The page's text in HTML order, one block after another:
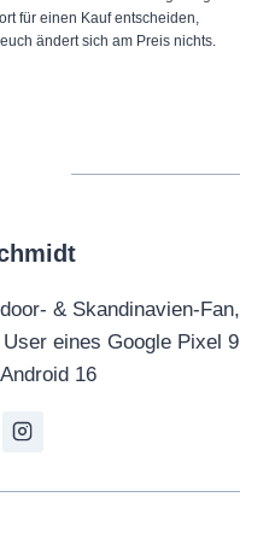
für einen Kauf entscheiden,
ändert sich am Preis nichts.
& Skandinavien-Fan,
eines Google Pixel 9
16